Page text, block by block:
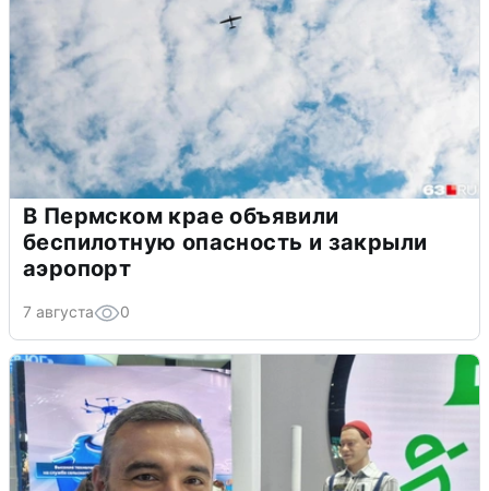
В Пермском крае объявили
беспилотную опасность и закрыли
аэропорт
7 августа 0